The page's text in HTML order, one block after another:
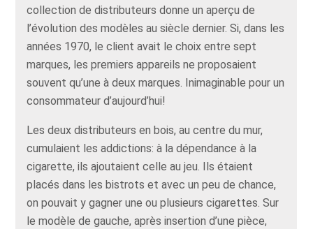
collection de distributeurs donne un aperçu de
l’évolution des modèles au siècle dernier. Si, dans les
années 1970, le client avait le choix entre sept
marques, les premiers appareils ne proposaient
souvent qu’une à deux marques. Inimaginable pour un
consommateur d’aujourd’hui!
Les deux distributeurs en bois, au centre du mur,
cumulaient les addictions: à la dépendance à la
cigarette, ils ajoutaient celle au jeu. Ils étaient
placés dans les bistrots et avec un peu de chance,
on pouvait y gagner une ou plusieurs cigarettes. Sur
le modèle de gauche, après insertion d’une pièce,